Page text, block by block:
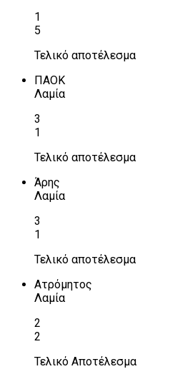
1
5
Τελικό αποτέλεσμα
ΠΑΟΚ
Λαμία
3
1
Τελικό αποτέλεσμα
Άρης
Λαμία
3
1
Τελικό αποτέλεσμα
Ατρόμητος
Λαμία
2
2
Τελικό Αποτέλεσμα